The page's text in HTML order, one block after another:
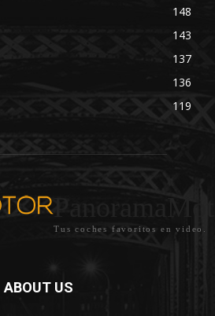
148
143
137
136
119
Tus coches favoritos en video.
ABOUT US